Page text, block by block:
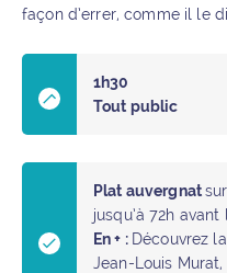
façon d’errer, comme il le
1h30
Tout public
Plat auvergnat
jusqu’à 72h
En + : Découvrez
Jean-Louis